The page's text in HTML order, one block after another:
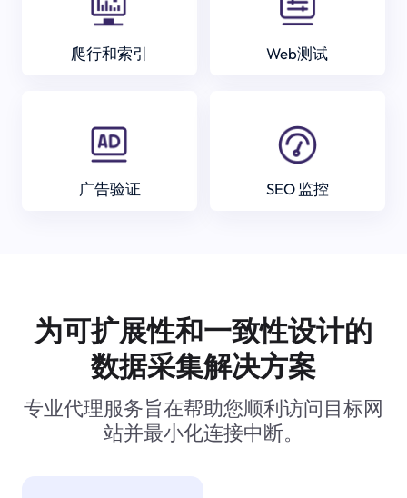
爬行和索引 Web测试
广告验证 SEO 监控
为可扩展性和一致性设计的
数据采集解决方案
专业代理服务旨在帮助您顺利访问目标网
站并最小化连接中断。